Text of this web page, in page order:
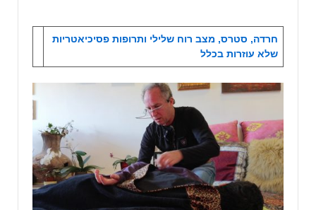
חרדה, סטרס, מצב רוח שלילי ותרופות פסיכיאטריות
שלא עוזרות בכלל